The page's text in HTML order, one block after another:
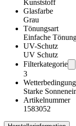
Kunststoff
Glasfarbe
Grau
Tönungsart
Einfache
UV-Schutz
UV Schutz
Filterkategorie
3
Wetterbedingung
Starke
Artikelnummer
1583052